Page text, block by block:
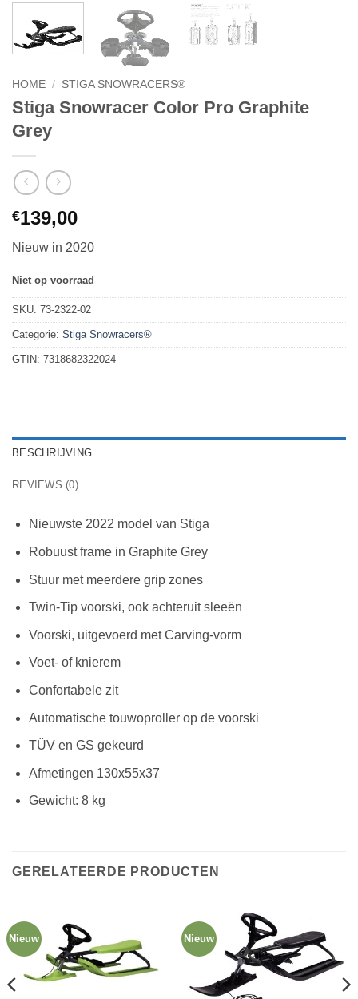
HOME / STIGA SNOWRACERS®
Stiga Snowracer Color Pro Graphite
Grey
€139,00
Nieuw in 2020
Niet op voorraad
SKU: 73-2322-02
Categorie: Stiga Snowracers®
GTIN: 7318682322024
BESCHRIJVING
REVIEWS (0)
Nieuwste 2022 model van Stiga
Robuust frame in Graphite Grey
Stuur met meerdere grip zones
Twin-Tip voorski, ook achteruit sleeën
Voorski, uitgevoerd met Carving-vorm
Voet- of knierem
Confortabele zit
Automatische touwoproller op de voorski
TÜV en GS gekeurd
Afmetingen 130x55x37
Gewicht: 8 kg
GERELATEERDE PRODUCTEN
Nieuw Nieuw